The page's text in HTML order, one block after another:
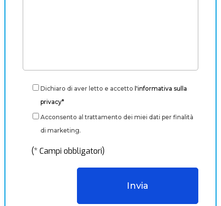
Dichiaro di aver letto e accetto l'informativa sulla
privacy*
Acconsento al trattamento dei miei dati per finalità
di marketing.
(* Campi obbligatori)